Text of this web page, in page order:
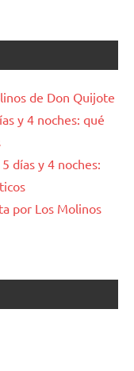
de Don Quijote
y 4 noches: qué
días y 4 noches:
por Los Molinos